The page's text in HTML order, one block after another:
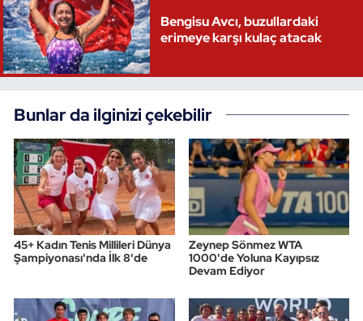
Bengisu Avcı, buzullardaki
erimeye karşı kulaç atacak
Bunlar da ilginizi çekebilir
45+ Kadın Tenis Millileri Dünya
Şampiyonası'nda İlk 8'de
Zeynep Sönmez WTA
1000'de Yoluna Kayıpsız
Devam Ediyor